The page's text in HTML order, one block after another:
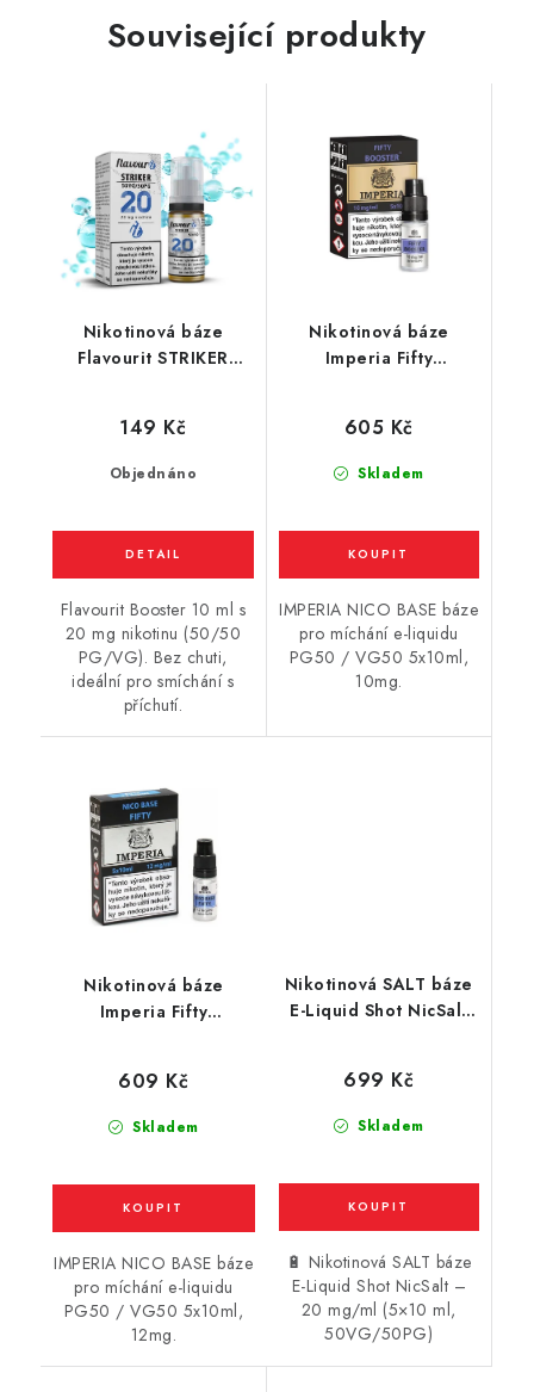
Související produkty
Nikotinová báze
Flavourit STRIKER
Objednáno
149 Kč
Flavourit Booster 10 ml s
20 mg nikotinu (50/50
PG/VG). Bez chuti,
ideální pro smíchání s
příchutí.
Nikotinová báze
Imperia Fifty
Skladem
605 Kč
IMPERIA NICO BASE báze
pro míchání e-liquidu
PG50 / VG50 5x10ml,
10mg.
Nikotinová báze
Imperia Fifty
Skladem
609 Kč
IMPERIA NICO BASE báze
pro míchání e-liquidu
PG50 / VG50 5x10ml,
12mg.
Nikotinová SALT báze
E-Liquid Shot NicSalt
Skladem
699 Kč
🔋 Nikotinová SALT báze
E-Liquid Shot NicSalt –
20 mg/ml (5×10 ml,
50VG/50PG)